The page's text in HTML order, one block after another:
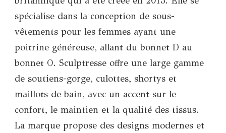
spécialise dans la conception de sous-
vêtements pour les femmes ayant une
poitrine généreuse, allant du bonnet D au
bonnet O. Sculptresse offre une large gamme
de soutiens-gorge, culottes, shortys et
maillots de bain, avec un accent sur le
confort, le maintien et la qualité des tissus.
La marque propose des designs modernes et